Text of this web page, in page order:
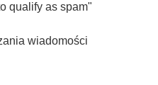
qualify as spam"
wiadomości